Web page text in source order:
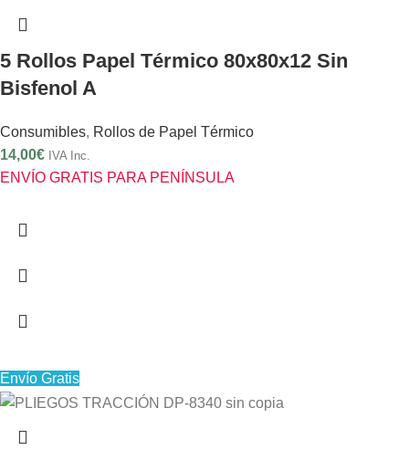
5 Rollos Papel Térmico 80x80x12 Sin
Bisfenol A
Consumibles, Rollos de Papel Térmico
14,00€ IVA Inc.
ENVÍO GRATIS PARA PENÍNSULA
Envío Gratis